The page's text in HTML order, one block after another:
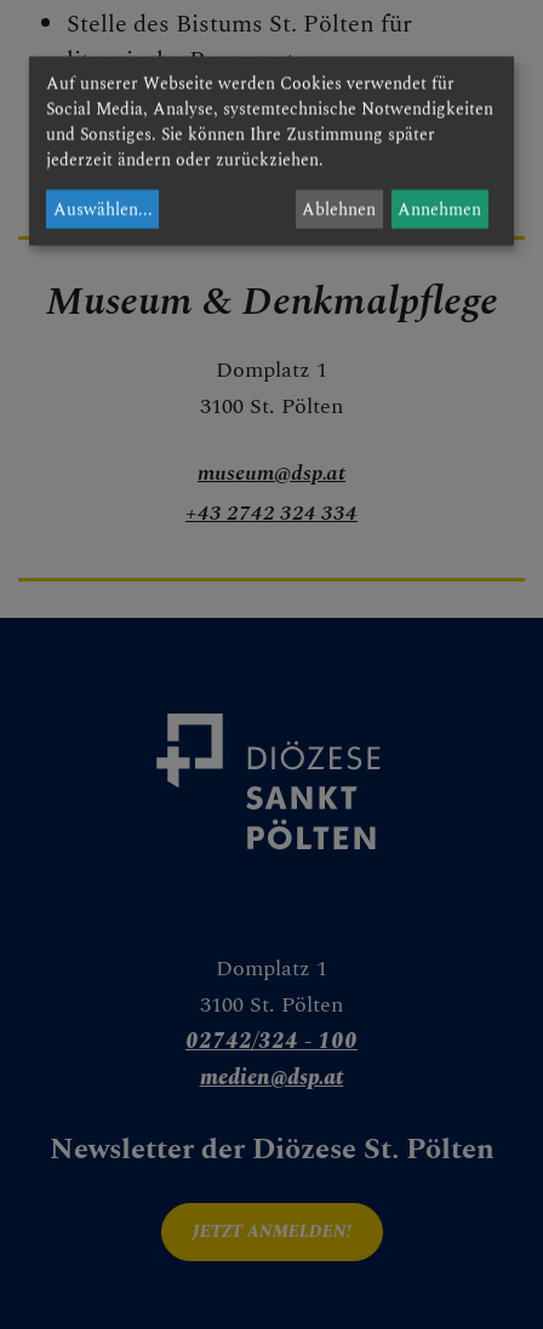
Ordinariatskanzlei
Wirtschafts- &
Personalmanagement
Abteilungen
Kommunikation
Museum &
Erwachsenenbildu
Schule &
Hochschule
Pastorales
Matriken
Bau
Pfarrfinanzen
IT
Kirchenbeitrag
Management &
Einkauf
Personalverrechnu
ng
Stelle des Bistums St. Pölten für
liturgische Paramente
Kirchliche Museen in der Diözese St.
Pölten
Museum & Denkmalpflege
Domplatz 1
3100 St. Pölten
museum@dsp.at
+43 2742 324 334
Domplatz 1
3100 St. Pölten
02742/324 - 100
medien@dsp.at
Newsletter der Diözese St. Pölten
JETZT ANMELDEN!
Auf unserer Webseite werden Cookies verwendet für
Social Media, Analyse, systemtechnische Notwendigkeiten
und Sonstiges. Sie können Ihre Zustimmung später
jederzeit ändern oder zurückziehen.
Auswählen... Ablehnen Annehmen